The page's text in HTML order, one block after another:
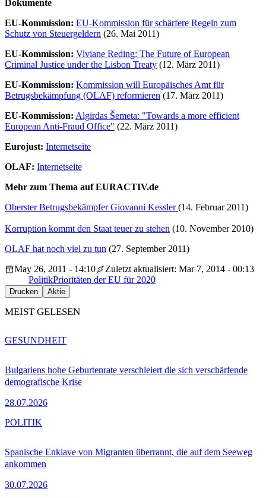
Dokumente
EU-Kommission: EU-Kommission für schärfere Regeln zum
Schutz von Steuergeldern (26. Mai 2011)
EU-Kommission: Viviane Reding: The Future of European
Criminal Justice under the Lisbon Treaty (12. März 2011)
EU-Kommission: Kommission will Europäisches Amt für
Betrugsbekämpfung (OLAF) reformieren (17. März 2011)
EU-Kommission: Algirdas Šemeta: "Towards a more efficient
European Anti-Fraud Office" (22. März 2011)
Eurojust: Internetseite
OLAF: Internetseite
Mehr zum Thema auf EURACTIV.de
Oberster Betrugsbekämpfer Giovanni Kessler(14. Februar 2011)
Korruption kommt den Staat teuer zu stehen (10. November 2010)
OLAF hat noch viel zu tun (27. September 2011)
May 26, 2011 - 14:10
Zuletzt aktualisiert: Mar 7, 2014 - 00:13
PolitikPrioritäten der EU für 2020
Drucken Aktie
MEIST GELESEN
Bulgariens hohe Geburtenrate verschleiert die sich verschärfende
demografische Krise
28.07.2026
GESUNDHEIT
Spanische Enklave von Migranten überrannt, die auf dem Seeweg
ankommen
30.07.2026
POLITIK